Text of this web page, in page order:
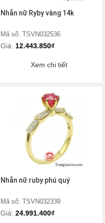
Nhẫn nữ Ryby vàng 14k
Mã số: TSVN032536
Giá: 12.443.850₫
Xem chi tiết
Nhẫn nữ ruby phú quý
Mã số: TSVN032339
Giá: 24.991.400₫